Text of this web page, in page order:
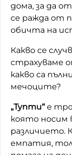
Като
Домашен
Питаме
До ре ми
дома, за да
се ражда от
обичта на
Какво се
страхуваме
какво са
мечоците?
„Тупти“ е
която носим
различието.
емпатия,